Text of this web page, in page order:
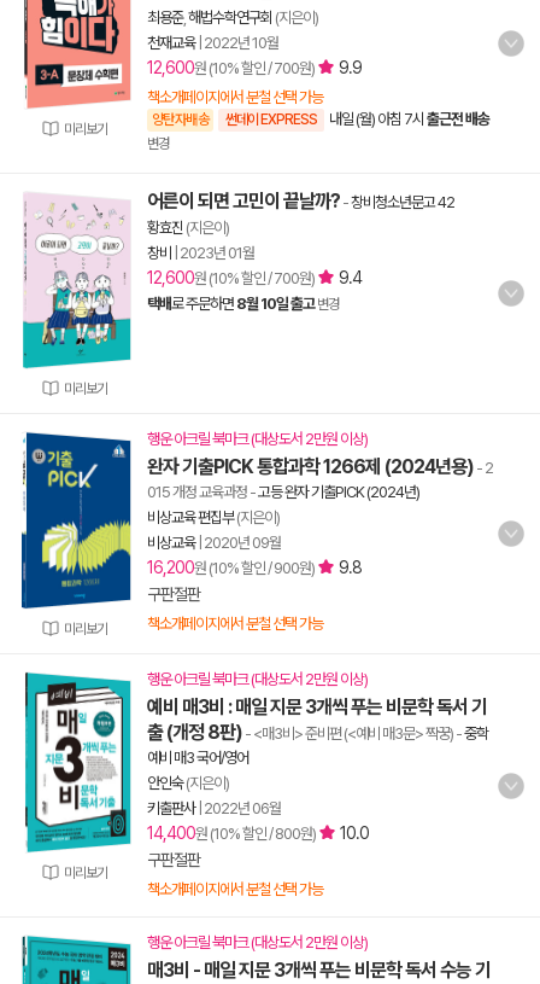
미리보기
최용준, 해법수학연구회 (지은이)
천재교육| 2022년 10월
12,600원 (10% 할인 / 700원) 9.9
책소개페이지에서 분철 선택 가능
양탄자배송 썬데이 EXPRESS 내일 (월) 아침 7시 출근전 배송
변경
미리보기
어른이 되면 고민이 끝날까? -창비청소년문고 42
황효진 (지은이)
창비
2023년 01월
12,600원 (10% 할인 / 700원) 9.4
택배로 주문하면 8월 10일 출고 변경
미리보기
행운 아크릴 북마크 (대상도서 2만원 이상)
완자 기출PICK 통합과학 1266제 (2024년용) - 2
015 개정 교육과정 -고등 완자 기출PICK (2024년)
비상교육 편집부(지은이)
비상교육| 2020년 09월
16,200원 (10% 할인 / 900원)
9.8
구판절판
책소개페이지에서 분철 선택 가능
미리보기
행운 아크릴 북마크 (대상도서 2만원 이상)
예비 매3비 : 매일 지문 3개씩 푸는 비문학 독서 기
출 (개정 8판) - <매3비> 준비편 (<예비 매3문> 짝꿍) -중학
예비 매3 국어/영어
안인숙(지은이)
키출판사| 2022년 06월
14,400원 (10% 할인 / 800원)
10.0
구판절판
책소개페이지에서 분철 선택 가능
행운 아크릴 북마크 (대상도서 2만원 이상)
매3비 - 매일 지문 3개씩 푸는 비문학 독서 수능 기